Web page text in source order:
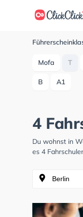
Mofa T
B A1
4
Du wohnst in
es 4